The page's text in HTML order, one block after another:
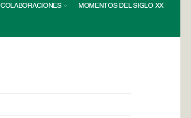
COLABORACIONES MOMENTOS DEL SIGLO XX